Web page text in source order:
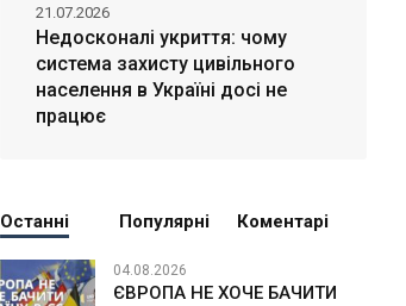
Недосконалі укриття: чому
система захисту цивільного
населення в Україні досі не
працює
21.07.2026
Останні Популярні Коментарі
04.08.2026
ЄВРОПА НЕ ХОЧЕ БАЧИТИ